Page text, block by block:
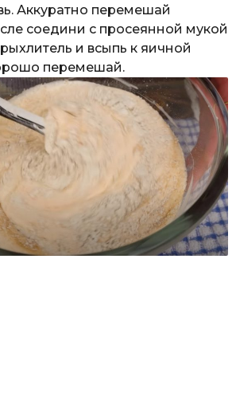
Аккуратно перемешай
соедини с просеянной мукой
и всыпь к яичной
перемешай.